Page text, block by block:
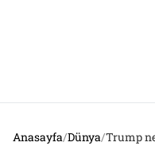
Anasayfa/Dünya/Trump